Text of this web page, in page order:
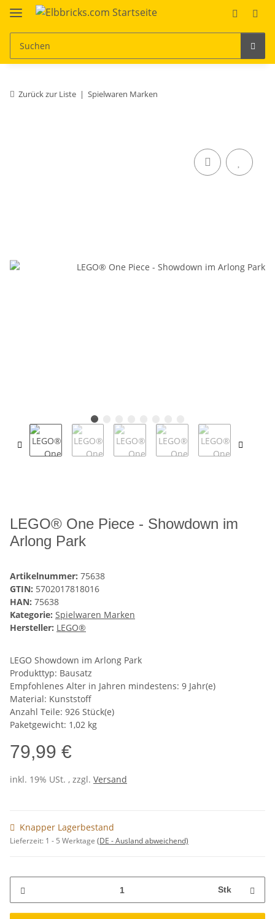
Zurück zur Liste Spielwaren Marken
LEGO® One Piece - Showdown im
Arlong Park
Artikelnummer: 75638
GTIN: 5702017818016
HAN: 75638
Kategorie: Spielwaren Marken
Hersteller: LEGO®
LEGO Showdown im Arlong Park
Produkttyp: Bausatz
Empfohlenes Alter in Jahren mindestens: 9 Jahr(e)
Material: Kunststoff
Anzahl Teile: 926 Stück(e)
Paketgewicht: 1,02 kg
79,99 €
inkl. 19% USt. , zzgl. Versand
Knapper Lagerbestand
Lieferzeit: 1 - 5 Werktage (DE - Ausland abweichend)
Stk